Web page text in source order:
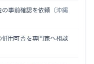
の事前確認を依頼 （沖縄
用可否を専門家へ相談